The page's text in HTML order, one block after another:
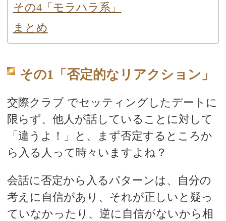
その4「モラハラ系」
まとめ
その1「否定的なリアクション」
交際クラブ でセッティングしたデートに
限らず、他人が話していることに対して
「違うよ！」と、まず否定するところか
ら入る人って時々いますよね？
会話に否定から入るパターンは、自分の
考えに自信があり、それが正しいと疑っ
ていなかったり、逆に自信がないから相